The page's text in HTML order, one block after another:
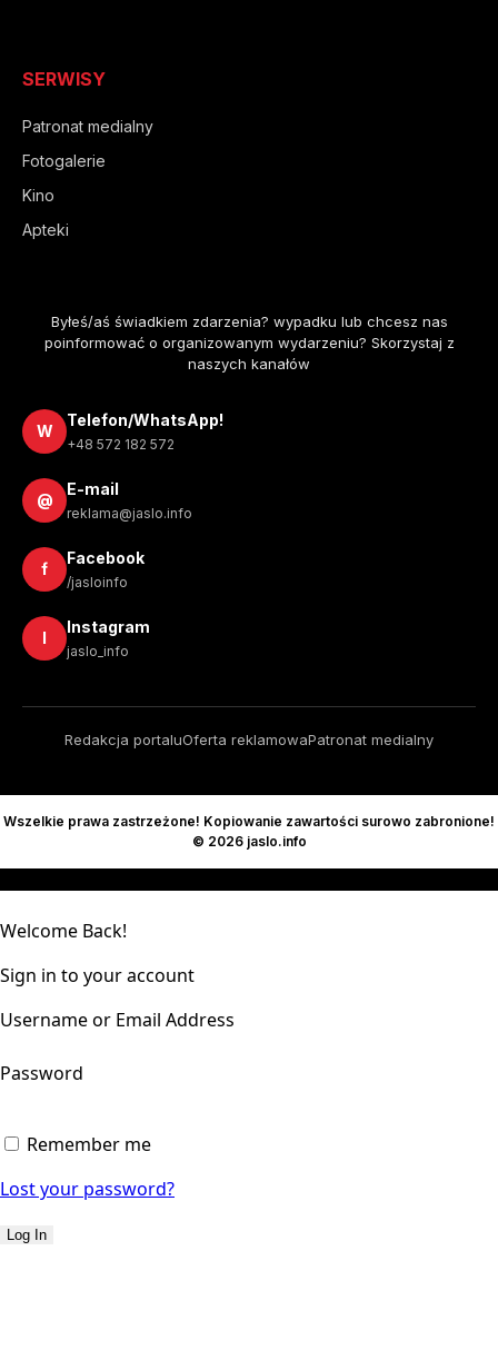
SERWISY
Patronat medialny
Fotogalerie
Kino
Apteki
Byłeś/aś świadkiem zdarzenia? wypadku lub chcesz nas
poinformować o organizowanym wydarzeniu? Skorzystaj z
naszych kanałów
W
Telefon/WhatsApp!
+48 572 182 572
@
E-mail
reklama@jaslo.info
f
Facebook
/jasloinfo
I
Instagram
jaslo_info
Redakcja portaluOferta reklamowaPatronat medialny
Wszelkie prawa zastrzeżone! Kopiowanie zawartości surowo zabronione!
© 2026 jaslo.info
Welcome Back!
Sign in to your account
Username or Email Address
Password
Remember me
Lost your password?